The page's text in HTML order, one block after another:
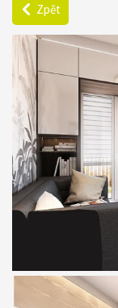
Zpět